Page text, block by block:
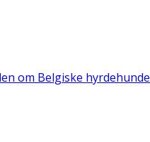
om Belgiske hyrdehunde